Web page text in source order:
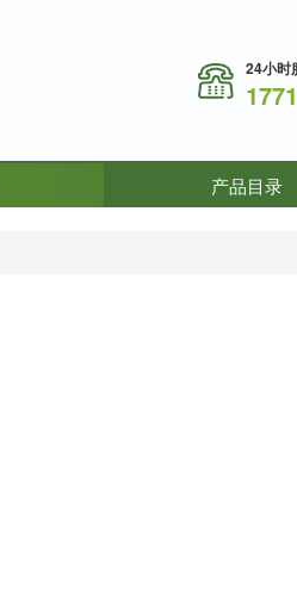
24小时
产品目录